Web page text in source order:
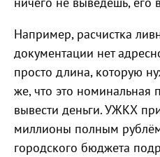
Например, расчистка
документации нет
просто длина, которую
же, что это номинальная
вывести деньги. УЖКХ
миллионы полным
городского бюджета